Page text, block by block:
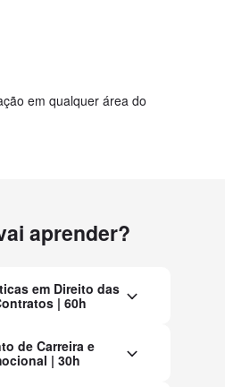
em qualquer área do
aprender?
em Direito das
| 60h
de Carreira e
| 30h